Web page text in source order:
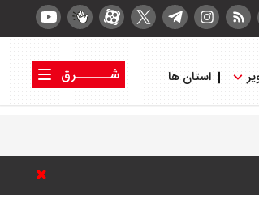
استان ها
شــــــرق